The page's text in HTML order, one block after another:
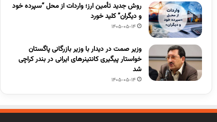
روش جدید تأمین ارز؛ واردات از محل “سپرده خود
و دیگران” کلید خورد
1405-05-14
وزیر صمت در دیدار با وزیر بازرگانی پاگستان
خواستار پیگیری کانتینرهای ایرانی در بندر کراچی
شد
1405-05-14